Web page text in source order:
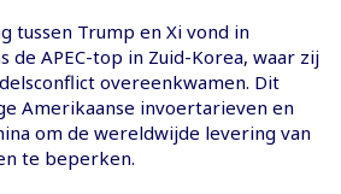
tussen Trump en Xi vond in
APEC-top in Zuid-Korea, waar zij
overeenkwamen. Dit
Amerikaanse invoertarieven en
om de wereldwijde levering van
te beperken.